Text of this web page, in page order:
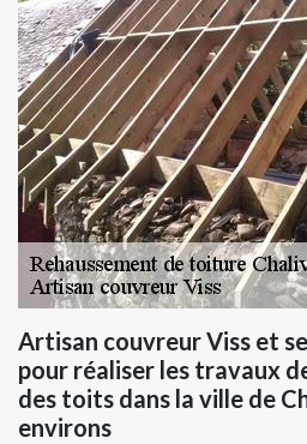
Artisan couvreur Viss et
pour réaliser les travaux
des toits dans la ville de
environs